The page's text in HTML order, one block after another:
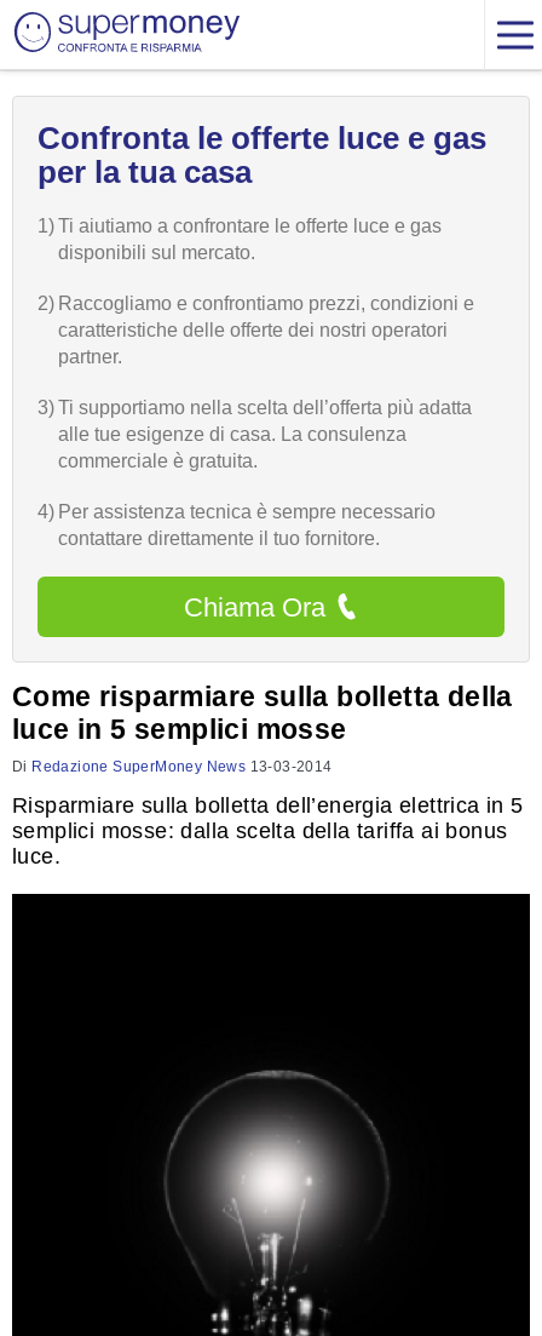
Confronta le offerte luce e gas
per la tua casa
1)Ti aiutiamo a confrontare le offerte luce e gas
disponibili sul mercato.
2) Raccogliamo e confrontiamo prezzi, condizioni e
caratteristiche delle offerte dei nostri operatori
partner.
3)Ti supportiamo nella scelta dell’offerta più adatta
alle tue esigenze di casa. La consulenza
commerciale è gratuita.
4) Per assistenza tecnica è sempre necessario
contattare direttamente il tuo fornitore.
Chiama Ora
Come risparmiare sulla bolletta della
luce in 5 semplici mosse
Di Redazione SuperMoney News 13-03-2014
Risparmiare sulla bolletta dell’energia elettrica in 5
semplici mosse: dalla scelta della tariffa ai bonus
luce.